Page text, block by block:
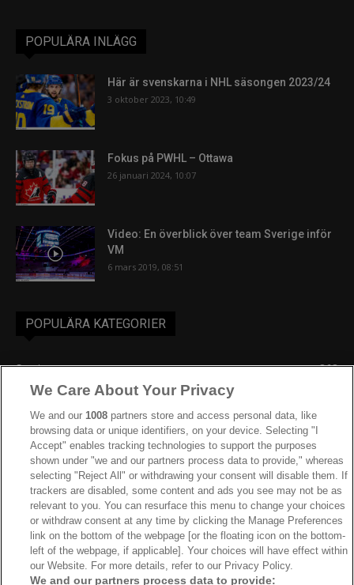
POPULÄRA INLÄGG
Här är svenskarna i NHL säsongen 2023/24
3 oktober 2023, 10:49
Fokus på PWHL – Ottawa
26 januari 2024, 10:07
Video: En överblick över team Sverige inför
VM
6 mars 2019, 08:51
POPULÄRA KATEGORIER
Sverige
863
Ishockey-VM
IIHF
JVM
Kanada
207
Dam VM
187
Finland
181
Video
179
Ishockey-OS
175
We Care About Your Privacy
We and our1008 partners store and access personal data, like
browsing data or unique identifiers, on your device. Selecting "I
Accept" enables tracking technologies to support the purposes
shown under "we and our partners process data to provide," whereas
selecting "Reject All" or withdrawing your consent will disable them. If
trackers are disabled, some content and ads you see may not be as
relevant to you. You can resurface this menu to change your choices
or withdraw consent at any time by clicking the Manage Preferences
link on the bottom of the webpage [or the floating icon on the bottom-
left of the webpage, if applicable]. Your choices will have effect within
our Website. For more details, refer to our Privacy Policy.
We and our partners process data to provide: